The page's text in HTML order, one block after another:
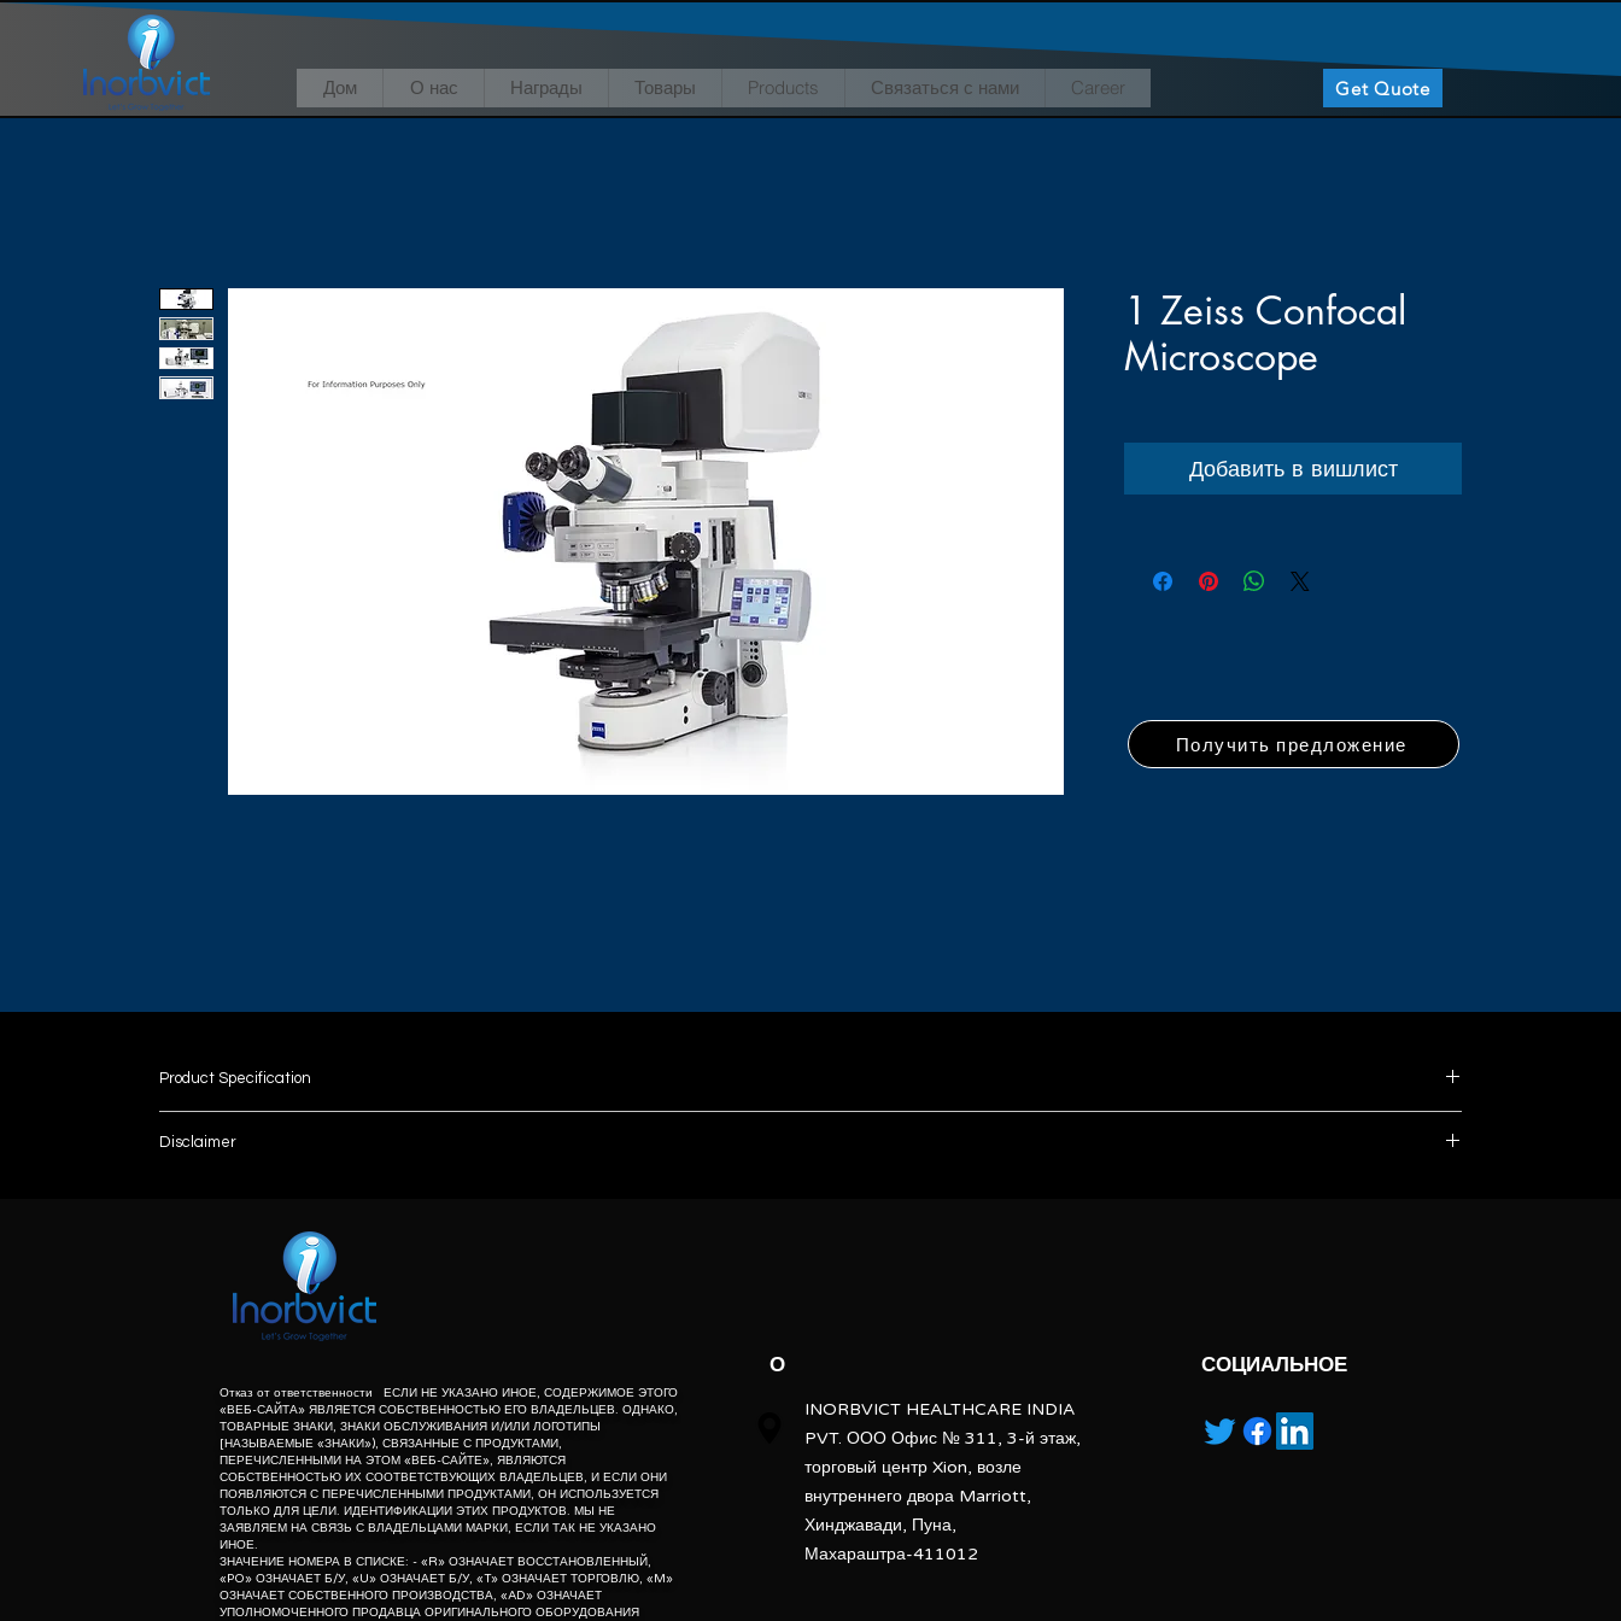
Дом О нас Награды Товары Products Связаться с нами Career Get Quote
1 Zeiss Confocal
Microscope
Добавить в вишлист
Product Specification
Model Name/Number
Usage/Application
Is It Portable
Focused on streamlining data handling and decreasingimage reconstruction times, the evolution of Airyscan 2provides new data handling concepts providing 6.6x
smallerdata sizes and 5x faster image reconstruction times. Further,optimized real time acquisition strategies employed withthe LSM 9 series enable faster scan
speeds for the Airyscan 2allowing improved data throughput. The new Multiplexmode for Airyscan 2 innovative imaging strategy allows toaddress the current
development in biomedical researchto not only capture less signal and provide statistical sounddata. With a focus on extending Airyscan imaging to largermodel
systems with lower expression levels, the Multiplexmode concept increases acquisition speeds even furtherwhile simultaneously providing superresolution
capabilitiesand a 4x SNR improvement over traditional confocal. Thenovel detection sampling concept allows rapid volumetricimaging with unprecedented resolution
beyond what isavailable in traditional confocal systems today.
Disclaimer
herein associated with the products listed on this” website” are the property of their respective owners and if they appear with the listed products, it is only used for the
purpose of identification of those products. we do not claim as association with the mark owners, unless otherwise so specified.
meaning of list number: - “r” means refurbished, “po” means preowned, “u” means used, “t” means trading, “m” means own manufactured, “ad” means authorised
dealer of original equipment manufacturer.
Получить предложение
Отказ от ответственности ЕСЛИ НЕ УКАЗАНО ИНОЕ, СОДЕРЖИМОЕ ЭТОГО
«ВЕБ-САЙТА» ЯВЛЯЕТСЯ СОБСТВЕННОСТЬЮ ЕГО ВЛАДЕЛЬЦЕВ. ОДНАКО,
ТОВАРНЫЕ ЗНАКИ, ЗНАКИ ОБСЛУЖИВАНИЯ И/ИЛИ ЛОГОТИПЫ
[НАЗЫВАЕМЫЕ «ЗНАКИ»), СВЯЗАННЫЕ С ПРОДУКТАМИ,
ПЕРЕЧИСЛЕННЫМИ НА ЭТОМ «ВЕБ-САЙТЕ», ЯВЛЯЮТСЯ
СОБСТВЕННОСТЬЮ ИХ СООТВЕТСТВУЮЩИХ ВЛАДЕЛЬЦЕВ, И ЕСЛИ ОНИ
ПОЯВЛЯЮТСЯ С ПЕРЕЧИСЛЕННЫМИ ПРОДУКТАМИ, ОН ИСПОЛЬЗУЕТСЯ
ТОЛЬКО ДЛЯ ЦЕЛИ. ИДЕНТИФИКАЦИИ ЭТИХ ПРОДУКТОВ. МЫ НЕ
ЗАЯВЛЯЕМ НА СВЯЗЬ С ВЛАДЕЛЬЦАМИ МАРКИ, ЕСЛИ ТАК НЕ УКАЗАНО
ИНОЕ.
ЗНАЧЕНИЕ НОМЕРА В СПИСКЕ: - «R» ОЗНАЧАЕТ ВОССТАНОВЛЕННЫЙ,
«PO» ОЗНАЧАЕТ Б/У, «U» ОЗНАЧАЕТ Б/У, «T» ОЗНАЧАЕТ ТОРГОВЛЮ, «M»
ОЗНАЧАЕТ СОБСТВЕННОГО ПРОИЗВОДСТВА, «AD» ОЗНАЧАЕТ
УПОЛНОМОЧЕННОГО ПРОДАВЦА ОРИГИНАЛЬНОГО ОБОРУДОВАНИЯ
О
INORBVICT HEALTHCARE INDIA
PVT. ООО Офис № 311, 3-й этаж,
торговый центр Xion, возле
внутреннего двора Marriott,
Хинджавади, Пуна,
Махараштра-411012
СОЦИАЛЬНОЕ